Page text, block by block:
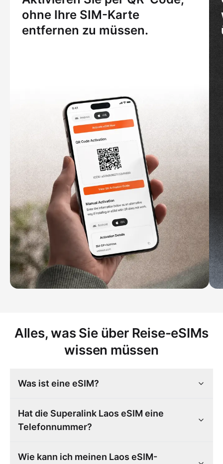
ohne Ihre SIM-Karte
entfernen zu müssen.
Alles, was Sie über Reise-eSIMs
wissen müssen
Was ist eine eSIM?
Hat die Superalink Laos eSIM eine
Telefonnummer?
Wie kann ich meinen Laos eSIM-